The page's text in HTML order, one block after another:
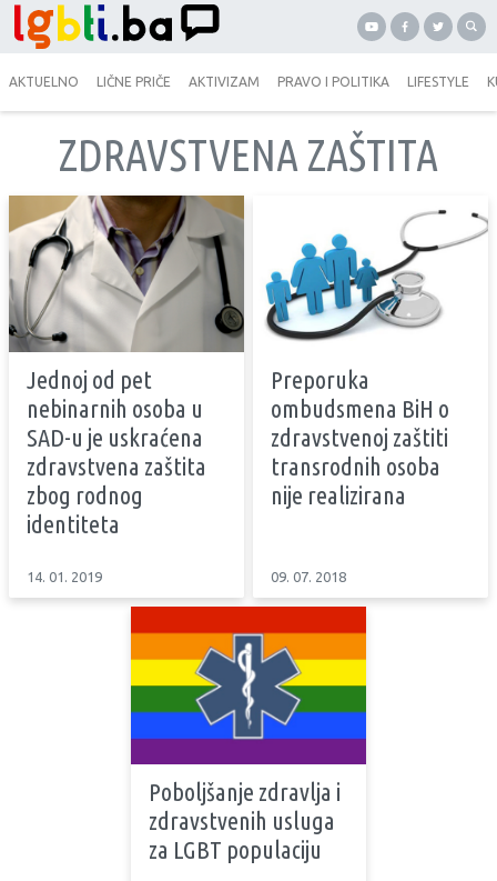
AKTUELNO LIČNE PRIČE AKTIVIZAM PRAVO I POLITIKA LIFESTYLE
ZDRAVSTVENA ZAŠTITA
Jednoj od pet
nebinarnih osoba u
SAD-u je uskraćena
zdravstvena zaštita
zbog rodnog
identiteta
14. 01. 2019
Preporuka
ombudsmena BiH o
zdravstvenoj zaštiti
transrodnih osoba
nije realizirana
09. 07. 2018
Poboljšanje zdravlja i
zdravstvenih usluga
za LGBT populaciju